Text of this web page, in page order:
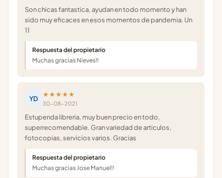
Son chicas fantastica, ayudan en todo momento y han
sido muy eficaces en esos momentos de pandemia. Un
11
Respuesta del propietario
Muchas gracias Nieves!!
YD
★★★★★
30-08-2021
Estupenda libreria, muy buen precio en todo,
superrecomendable. Gran variedad de articulos,
fotocopias, servicios varios. Gracias
Respuesta del propietario
Muchas gracias Jose Manuel!!